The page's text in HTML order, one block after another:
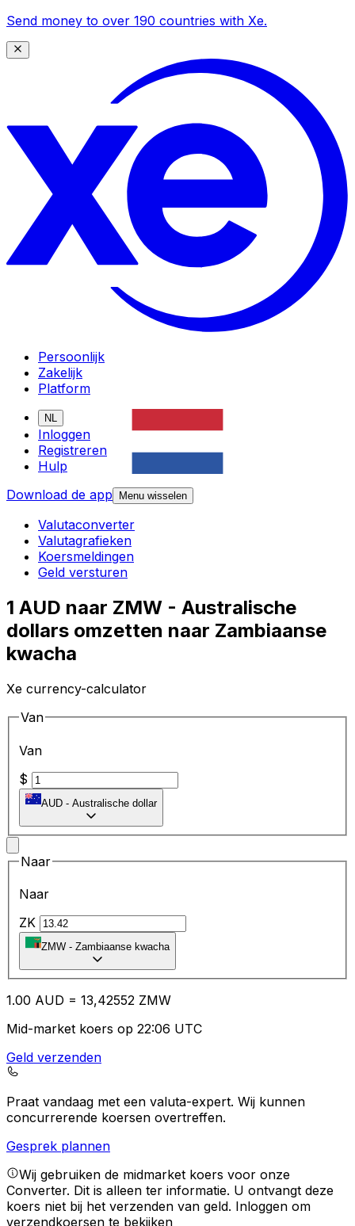
Send money to over 190 countries with Xe.
Persoonlijk
Zakelijk
Platform
NL
Inloggen
Registreren
Hulp
Download de app
Menu wisselen
Valutaconverter
Valutagrafieken
Koersmeldingen
Geld versturen
1 AUD naar ZMW - Australische
dollars omzetten naar Zambiaanse
kwacha
Xe currency-calculator
Van
Van
$
AUD - Australische dollar
Naar
Naar
ZK
ZMW - Zambiaanse kwacha
1.00 AUD = 13,42552 ZMW
Mid-market koers op 22:06 UTC
Geld verzenden
Praat vandaag met een valuta-expert. Wij kunnen
concurrerende koersen overtreffen.
Gesprek plannen
Wij gebruiken de midmarket koers voor onze
Converter. Dit is alleen ter informatie. U ontvangt deze
koers niet bij het verzenden van geld. Inloggen om
verzendkoersen te bekijken